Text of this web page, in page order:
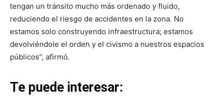
tengan un tránsito mucho más ordenado y fluido,
reduciendo el riesgo de accidentes en la zona. No
estamos solo construyendo infraestructura; estamos
devolviéndole el orden y el civismo a nuestros espacios
públicos”, afirmó.
Te puede interesar: